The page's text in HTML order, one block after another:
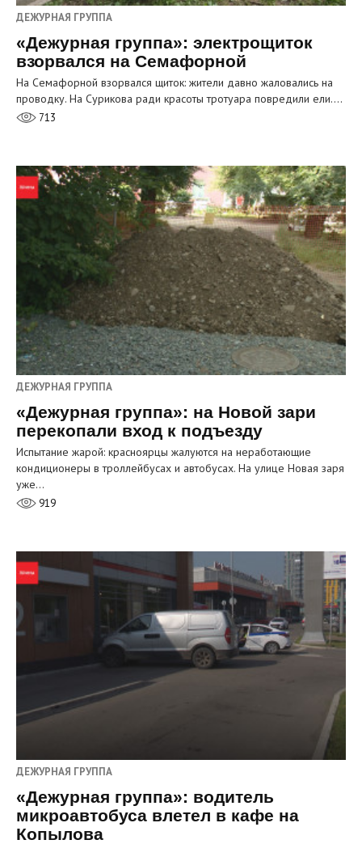
ДЕЖУРНАЯ ГРУППА
«Дежурная группа»: электрощиток
взорвался на Семафорной
На Семафорной взорвался щиток: жители давно жаловались на
проводку. На Сурикова ради красоты тротуара повредили ели.…
713
ДЕЖУРНАЯ ГРУППА
«Дежурная группа»: на Новой зари
перекопали вход к подъезду
Испытание жарой: красноярцы жалуются на неработающие
кондиционеры в троллейбусах и автобусах. На улице Новая заря
уже…
919
ДЕЖУРНАЯ ГРУППА
«Дежурная группа»: водитель
микроавтобуса влетел в кафе на
Копылова